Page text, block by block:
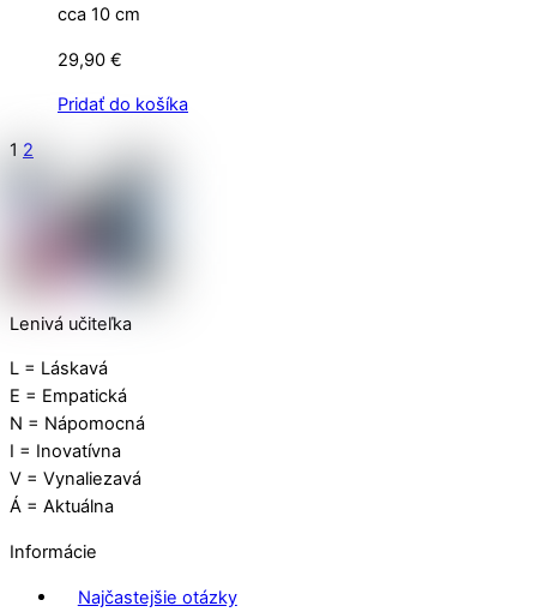
cca 10 cm
29,90 €
Pridať do košíka
1 2
Lenivá učiteľka
L = Láskavá
E = Empatická
N = Nápomocná
I = Inovatívna
V = Vynaliezavá
Á = Aktuálna
Informácie
Najčastejšie otázky